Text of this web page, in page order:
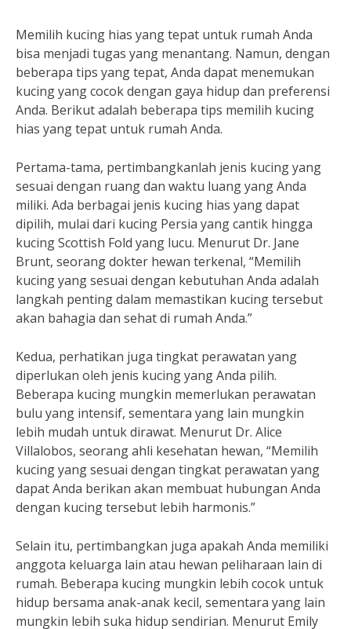
Memilih kucing hias yang tepat untuk rumah Anda
bisa menjadi tugas yang menantang. Namun, dengan
beberapa tips yang tepat, Anda dapat menemukan
kucing yang cocok dengan gaya hidup dan preferensi
Anda. Berikut adalah beberapa tips memilih kucing
hias yang tepat untuk rumah Anda.
Pertama-tama, pertimbangkanlah jenis kucing yang
sesuai dengan ruang dan waktu luang yang Anda
miliki. Ada berbagai jenis kucing hias yang dapat
dipilih, mulai dari kucing Persia yang cantik hingga
kucing Scottish Fold yang lucu. Menurut Dr. Jane
Brunt, seorang dokter hewan terkenal, “Memilih
kucing yang sesuai dengan kebutuhan Anda adalah
langkah penting dalam memastikan kucing tersebut
akan bahagia dan sehat di rumah Anda.”
Kedua, perhatikan juga tingkat perawatan yang
diperlukan oleh jenis kucing yang Anda pilih.
Beberapa kucing mungkin memerlukan perawatan
bulu yang intensif, sementara yang lain mungkin
lebih mudah untuk dirawat. Menurut Dr. Alice
Villalobos, seorang ahli kesehatan hewan, “Memilih
kucing yang sesuai dengan tingkat perawatan yang
dapat Anda berikan akan membuat hubungan Anda
dengan kucing tersebut lebih harmonis.”
Selain itu, pertimbangkan juga apakah Anda memiliki
anggota keluarga lain atau hewan peliharaan lain di
rumah. Beberapa kucing mungkin lebih cocok untuk
hidup bersama anak-anak kecil, sementara yang lain
mungkin lebih suka hidup sendirian. Menurut Emily